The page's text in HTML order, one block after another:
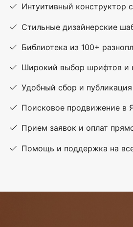
Интуитивный конструктор
Стильные дизайнерские
Библиотека из 100+
Широкий выбор шрифтов и
Удобный сбор и
Поисковое продвижение в
Прием заявок и оплат
Помощь и поддержка на